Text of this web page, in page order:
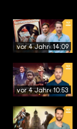
vor 4 Jahren14:09
vor 4 Jahren10:53